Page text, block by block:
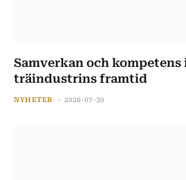
Samverkan och
träindustrins framtid
NYHETER 2026-07-30